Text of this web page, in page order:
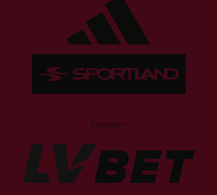
Sponsori